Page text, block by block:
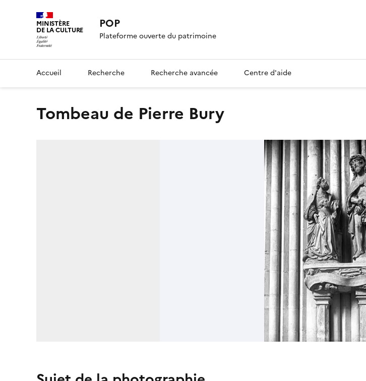
MINISTÈRE
DE LA CULTURE POP
Plateforme ouverte du patrimoine
Accueil Recherche Recherche avancée Centre d'aide
Tombeau de Pierre Bury